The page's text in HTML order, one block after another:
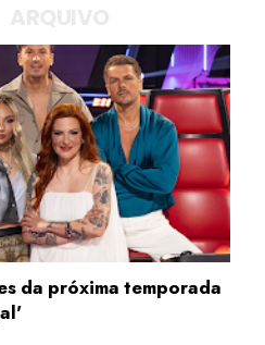
da próxima temporada